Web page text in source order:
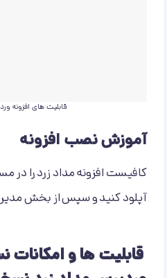
قابلیت های افزونه
آموزش نصب افزونه
آپلود کنید و سپس از بخش
قابلیت ها و امکانات